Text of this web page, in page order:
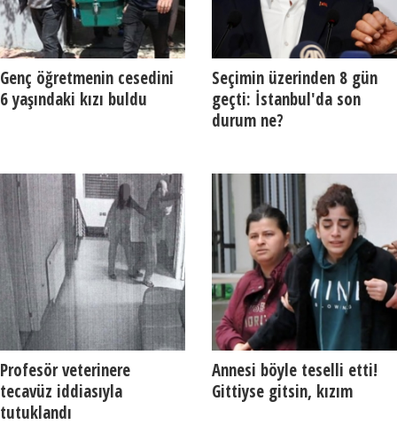
Genç öğretmenin cesedini
6 yaşındaki kızı buldu
Seçimin üzerinden 8 gün
geçti: İstanbul'da son
durum ne?
Profesör veterinere
tecavüz iddiasıyla
tutuklandı
Annesi böyle teselli etti!
Gittiyse gitsin, kızım